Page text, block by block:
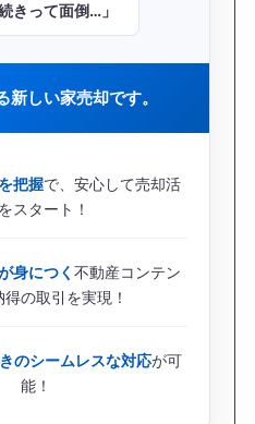
きって面倒…」
しい家売却です。
把握で、安心して売却活
スタート！
身につく 不動産コンテン
の取引を実現！
のシームレスな対応が可
能！